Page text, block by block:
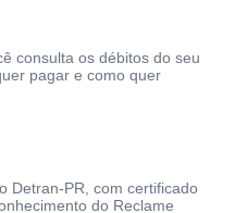
consulta os débitos do seu
pagar e como quer
Detran-PR, com certificado
do Reclame